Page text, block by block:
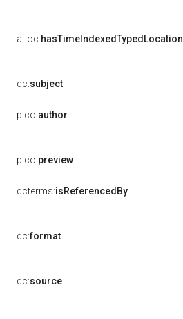
a-loc:hasTimeIndexedTypedLocation
dc:subject
pico:author
pico:preview
dcterms:isReferencedBy
dc:format
dc:source